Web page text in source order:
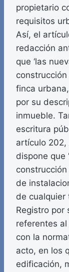
propietario
requisitos
Así, el
redacción
que ‘las
finca
por su
inmueble.
escritura
artículo 202,
dispone que
de
de cualquier
Registro por
referentes
con la
acto, en los
edificación,